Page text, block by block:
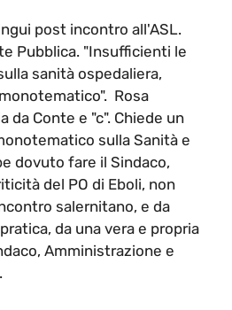
post incontro all'ASL.
Pubblica. "Insufficienti le
sanità ospedaliera,
Rosa
da Conte e "c". Chiede un
sulla Sanità e
dovuto fare il Sindaco,
del PO di Eboli, non
salernitano, e da
da una vera e propria
Amministrazione e